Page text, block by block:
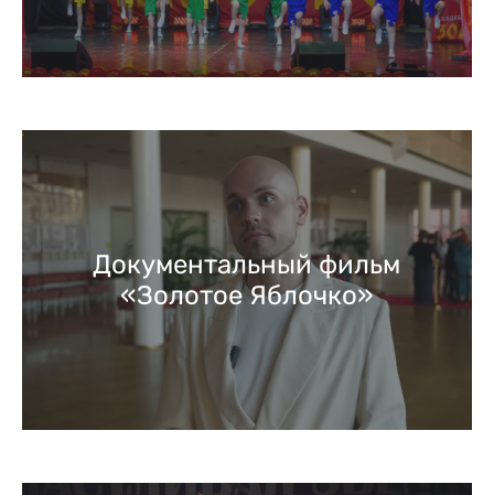
Документальный фильм
«Золотое Яблочко»